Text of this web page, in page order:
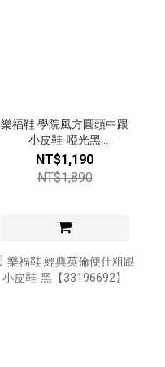
樂福鞋 學院風方圓頭中跟
小皮鞋-啞光黑
【2989332】
NT$1,190
NT$1,890